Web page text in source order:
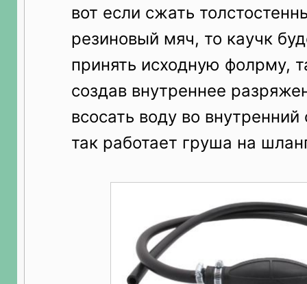
вот если сжать
резиновый мяч, то каучк
принять исходную фолрму,
создав внутреннее
всосать воду во
так работает груша на